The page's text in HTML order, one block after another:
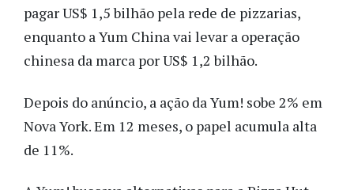
pagar US$ 1,5 bilhão pela rede de pizzarias,
enquanto a Yum China vai levar a operação
chinesa da marca por US$ 1,2 bilhão.
Depois do anúncio, a ação da Yum! sobe 2% em
Nova York. Em 12 meses, o papel acumula alta
de 11%.